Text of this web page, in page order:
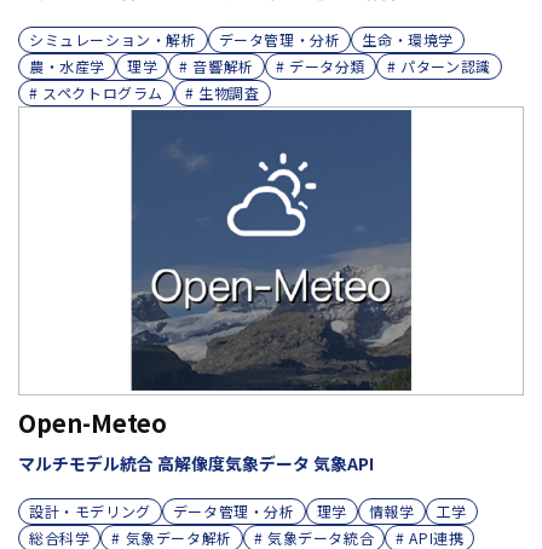
シミュレーション・解析 データ管理・分析
生命・環境学
農・水産学
理学 # 音響解析 # データ分類
# パターン認識
# スペクトログラム
# 生物調査
Open-Meteo
マルチモデル統合 高解像度気象データ 気象API
設計・モデリング データ管理・分析 理学 情報学
工学
総合科学
# 気象データ解析 # 気象データ統合
# API連携